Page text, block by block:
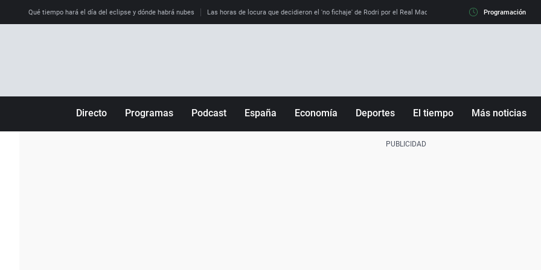
Qué tiempo hará el día del eclipse y dónde habrá nubes Las horas de locura que decidieron el 'no fichaje' de Rodri por el Real Madrid y su 'sí' al Barça La llamada
Programación
Directo Programas Podcast España Economía Deportes El tiempo Más noticias